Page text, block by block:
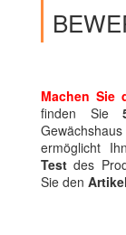
Machen Sie
finden Sie5
ermöglicht
Test des
Sie den